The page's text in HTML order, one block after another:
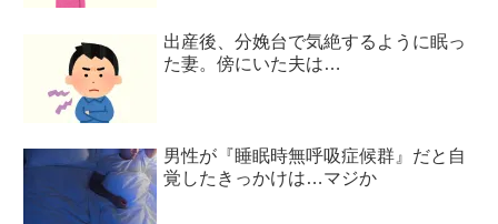
出産後、分娩台で気絶するように眠っ
た妻。傍にいた夫は…
男性が『睡眠時無呼吸症候群』だと自
覚したきっかけは…マジか